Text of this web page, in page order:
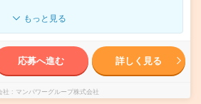
もっと見る
応募へ進む 詳しく見る
社 マンパワーグループ株式会社